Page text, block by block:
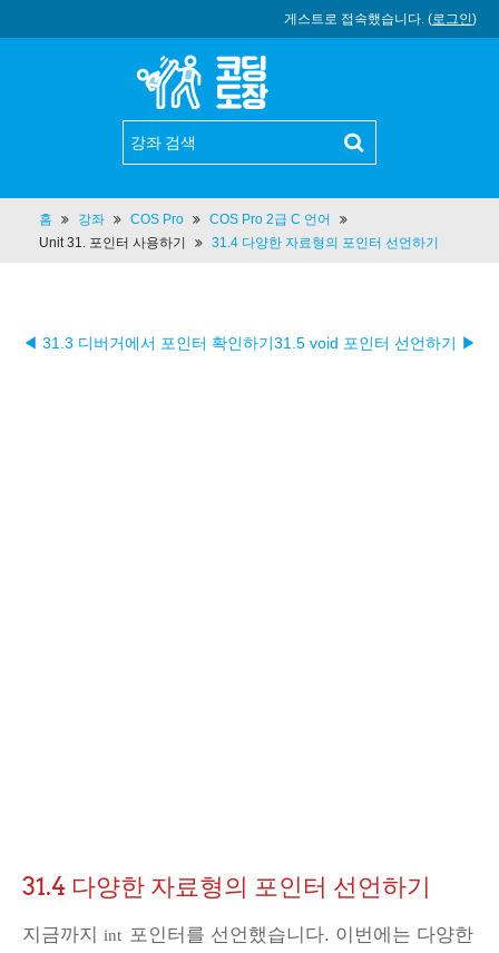
게스트로 접속했습니다. (로그인)
홈 강좌 COS Pro
COS Pro 2급 C 언어
Unit 31. 포인터 사용하기
31.4 다양한 자료형의 포인터 선언하기
◀ 31.3 디버거에서 포인터 확인하기31.5 void 포인터 선언하기 ▶︎
31.4 다양한 자료형의 포인터 선언하기
지금까지 int 포인터를 선언했습니다. 이번에는 다양한